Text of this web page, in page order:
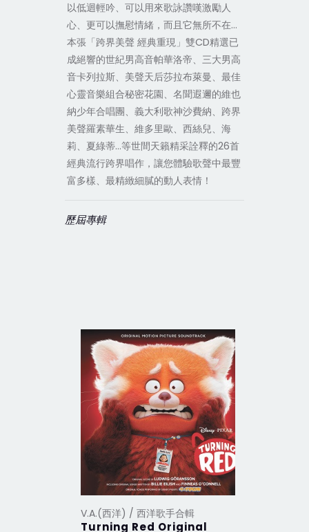
以低迴輕吟、可以用來歌詠讚嘆激勵人
心、更可以撫慰情緒，而且它無所不在…
本張「跨界美聲 經典重現」雙CD精選已
成絕響的世紀男高音帕華洛帝、三大男高
音卡列拉斯、美聲天后莎拉布萊曼、最佳
心靈音樂組合秘密花園、名聞遐邇的維也
納少年合唱團、義大利歌神沙費納、跨界
美聲羅素華生、維多里歐、西絲兒、海
莉、夏綠蒂…等世間天籟精采詮釋的26首
經典流行跨界唱作，讓您體驗歌聲中最豐
富多樣、最精緻細膩的動人表情！
歷屆專輯
V.A.(西洋) / 西洋歌手合輯
Turning Red Original